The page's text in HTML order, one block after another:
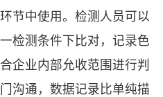
节中使用。检测人员可以
检测条件下比对，记录色
企业内部允收范围进行判
沟通，数据记录比单纯描